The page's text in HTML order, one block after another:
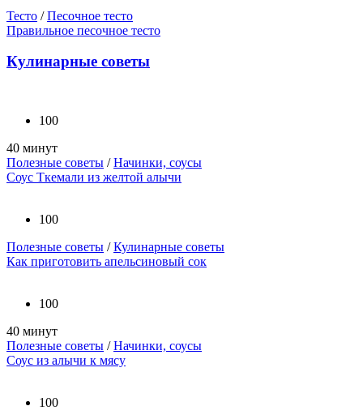
Тесто /Песочное тесто
Правильное песочное тесто
Кулинарные советы
100
40 минут
Полезные советы /Начинки, соусы
Соус Ткемали из желтой алычи
100
Полезные советы /Кулинарные советы
Как приготовить апельсиновый сок
100
40 минут
Полезные советы /Начинки, соусы
Соус из алычи к мясу
100